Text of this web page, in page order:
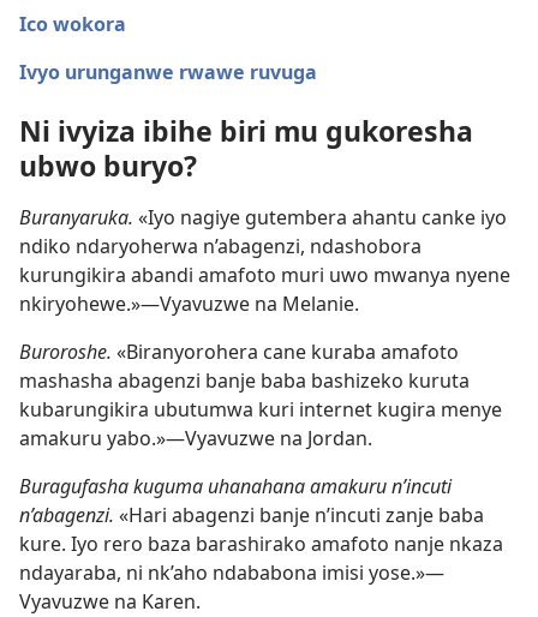
Ico wokora
Ivyo urunganwe rwawe ruvuga
Ni ivyiza ibihe biri mu gukoresha
ubwo buryo?
Buranyaruka. «Iyo nagiye gutembera ahantu canke iyo
ndiko ndaryoherwa n’abagenzi, ndashobora
kurungikira abandi amafoto muri uwo mwanya nyene
nkiryohewe.»​—Vyavuzwe na Melanie.
Buroroshe. «Biranyorohera cane kuraba amafoto
mashasha abagenzi banje baba bashizeko kuruta
kubarungikira ubutumwa kuri internet kugira menye
amakuru yabo.»​—Vyavuzwe na Jordan.
Buragufasha kuguma uhanahana amakuru n’incuti
n’abagenzi. «Hari abagenzi banje n’incuti zanje baba
kure. Iyo rero baza barashirako amafoto nanje nkaza
ndayaraba, ni nk’aho ndababona imisi yose.»​—
Vyavuzwe na Karen.